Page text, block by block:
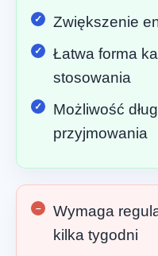
Zwiększenie
Łatwa forma
stosowania
Możliwość
przyjmowania
Wymaga
kilka tygodni